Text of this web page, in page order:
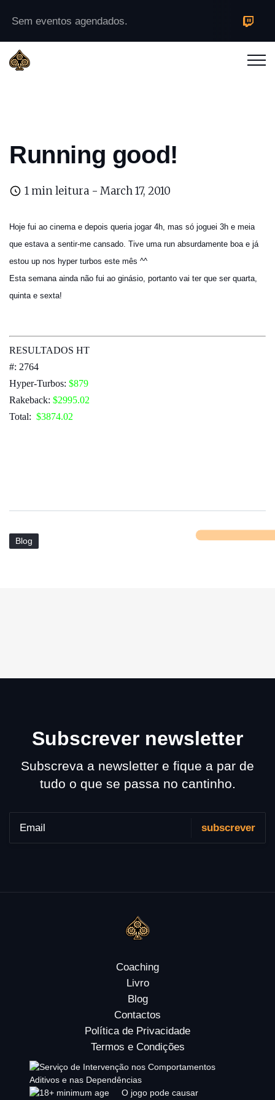
Sem eventos agendados.
Running good!
1 min leitura - March 17, 2010
Hoje fui ao cinema e depois queria jogar 4h, mas só joguei 3h e meia
que estava a sentir-me cansado. Tive uma run absurdamente boa e já
estou up nos hyper turbos este mês ^^
Esta semana ainda não fui ao ginásio, portanto vai ter que ser quarta,
quinta e sexta!
RESULTADOS HT
#: 2764
Hyper-Turbos: $879
Rakeback: $2995.02
Total: $3874.02
Blog
Subscrever newsletter
Subscreva a newsletter e fique a par de
tudo o que se passa no cantinho.
Coaching
Livro
Blog
Contactos
Política de Privacidade
Termos e Condições
O jogo pode causar